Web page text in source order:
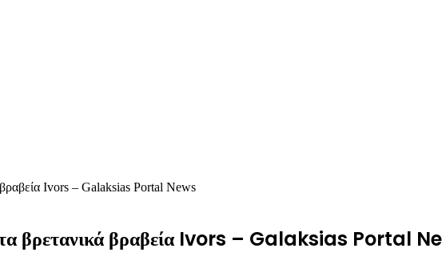
Ivors – Galaksias Portal News
βρετανικά βραβεία Ivors – Galaksias Portal